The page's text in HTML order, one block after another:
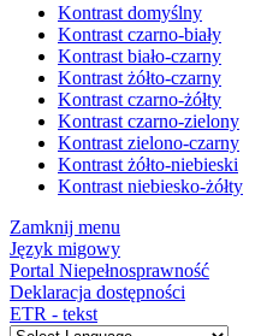
Kontrast domyślny
Kontrast czarno-biały
Kontrast biało-czarny
Kontrast żółto-czarny
Kontrast czarno-żółty
Kontrast czarno-zielony
Kontrast zielono-czarny
Kontrast żółto-niebieski
Kontrast niebiesko-żółty
Zamknij menu
Język migowy
Portal Niepełnosprawność
Deklaracja dostępności
ETR - tekst